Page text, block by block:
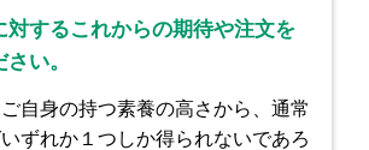
対するこれからの期待や注文を
い。
自身の持つ素養の高さから、通常
ずれか１つしか得られないであろ